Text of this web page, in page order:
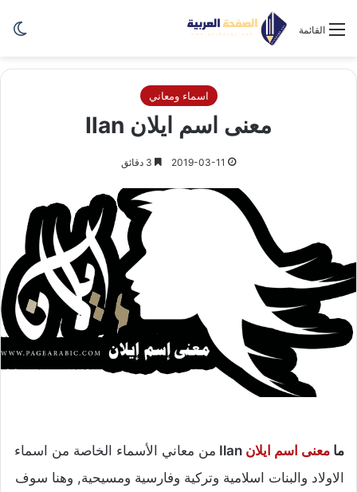
القائمة
اسماء ومعاني
معنى اسم ايلان Ilan
2019-03-11
ما معنى اسم ايلان
من معاني الأسماء الخاصة من اسماء
الاولاد والبنات اسلامية وتركية وفارسية ومسيحية, وهنا سوف